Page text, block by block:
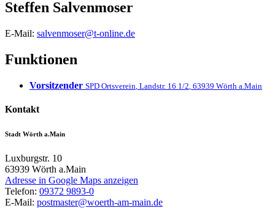
Steffen Salvenmoser
E-Mail: salvenmoser@t-online.de
Funktionen
Vorsitzender SPD Ortsverein Landstr. 16 1/2 63939 Wörth a.Main
Kontakt
Stadt Wörth a.Main
Luxburgstr. 10
63939 Wörth a.Main
Adresse in Google Maps anzeigen
Telefon: 09372 9893-0
E-Mail: postmaster@woerth-am-main.de